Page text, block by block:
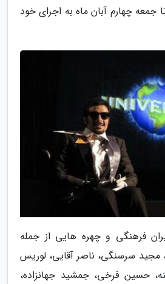
جمعه چهارم آبان ماه به اجرای خود
فرهنگی و چهره هایی از جمله
مجید سرسنگی، ناصر آقایی، لوریس
حسین فرخی، جمشید جهانزاده،